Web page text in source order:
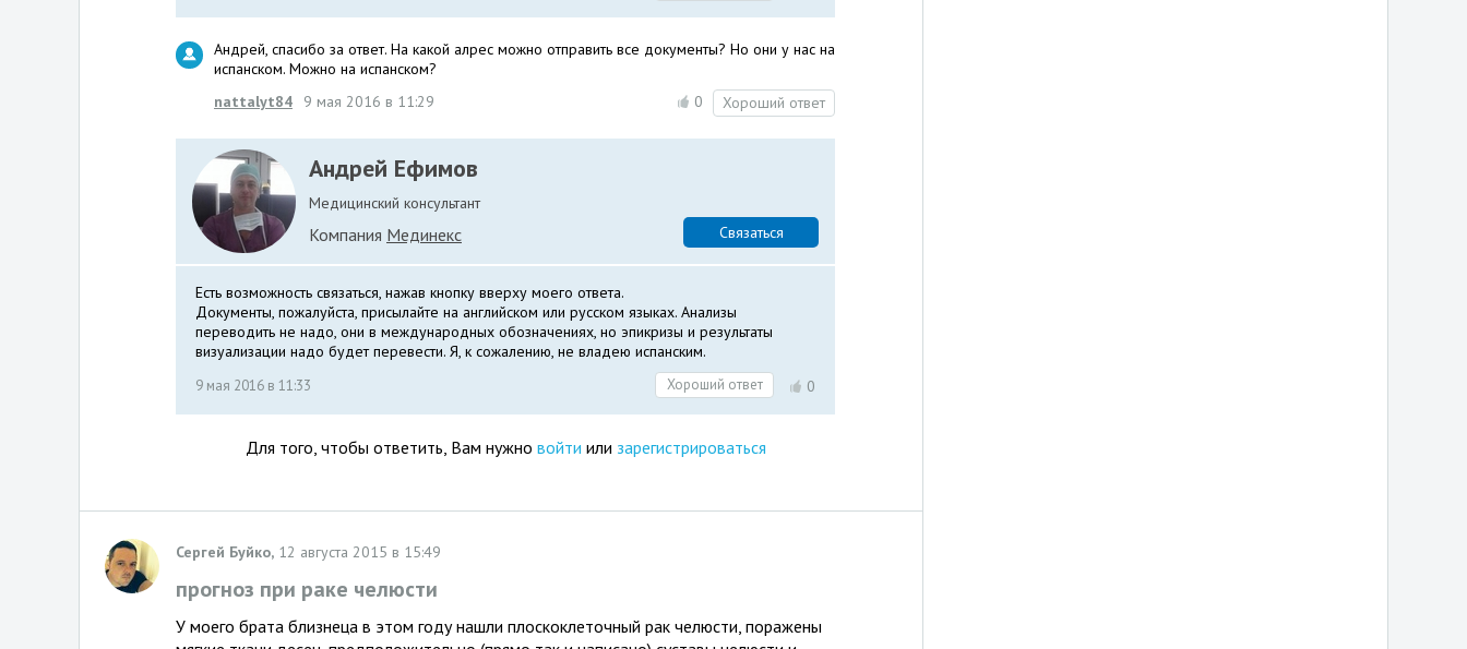
Андрей, спасибо за ответ. На какой алрес можно отправить все документы? Но они у нас на
испанском. Можно на испанском?
0
Хороший ответ
nattalyt84 9 мая 2016 в 11:29
Андрей Ефимов
Медицинский консультант
Компания Мединекс Связаться
Есть возможность связаться, нажав кнопку вверху моего ответа.
Документы, пожалуйста, присылайте на английском или русском языках. Анализы
переводить не надо, они в международных обозначениях, но эпикризы и результаты
визуализации надо будет перевести. Я, к сожалению, не владею испанским.
9 мая 2016 в 11:33 Хороший ответ 0
Для того, чтобы ответить, Вам нужно войти или зарегистрироваться
Сергей Буйко, 12 августа 2015 в 15:49
прогноз при раке челюсти
У моего брата близнеца в этом году нашли плоскоклеточный рак челюсти, поражены